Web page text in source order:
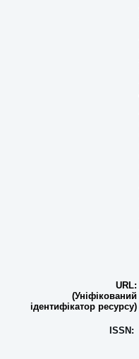
URL:
(Уніфікований
ідентифікатор ресурсу)
ISSN: